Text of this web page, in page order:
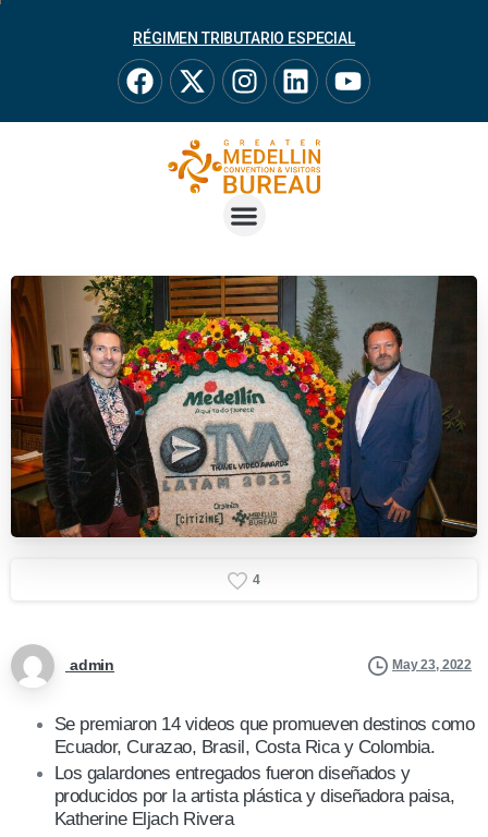
RÉGIMEN TRIBUTARIO ESPECIAL
4
admin May 23, 2022
Se premiaron 14 videos que promueven destinos como
Ecuador, Curazao, Brasil, Costa Rica y Colombia.
Los galardones entregados fueron diseñados y
producidos por la artista plástica y diseñadora paisa,
Katherine Eljach Rivera